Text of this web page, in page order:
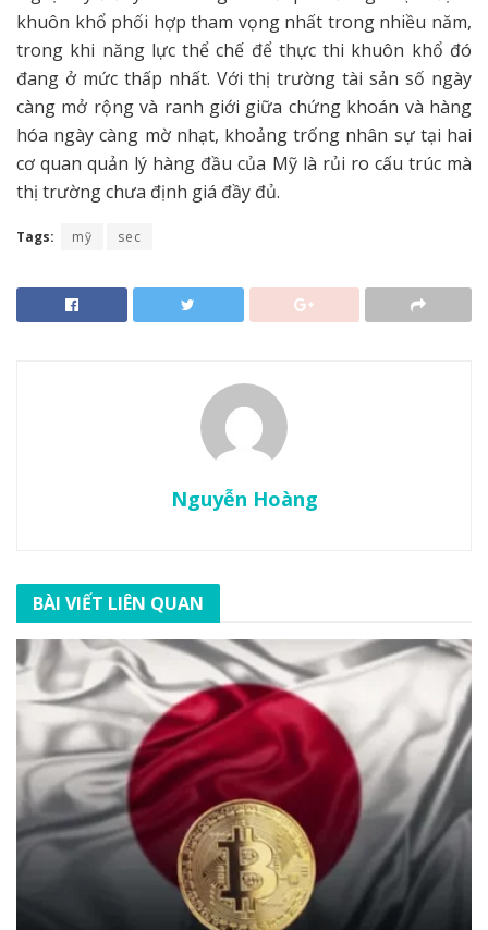
khuôn khổ phối hợp tham vọng nhất trong nhiều năm,
trong khi năng lực thể chế để thực thi khuôn khổ đó
đang ở mức thấp nhất. Với thị trường tài sản số ngày
càng mở rộng và ranh giới giữa chứng khoán và hàng
hóa ngày càng mờ nhạt, khoảng trống nhân sự tại hai
cơ quan quản lý hàng đầu của Mỹ là rủi ro cấu trúc mà
thị trường chưa định giá đầy đủ.
Tags: mỹ sec
Nguyễn Hoàng
BÀI VIẾT LIÊN QUAN